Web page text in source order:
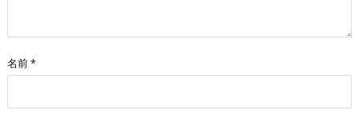
名前*